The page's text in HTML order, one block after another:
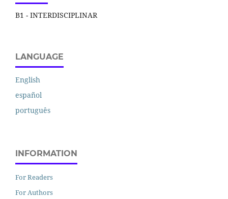
B1 - INTERDISCIPLINAR
LANGUAGE
English
español
português
INFORMATION
For Readers
For Authors